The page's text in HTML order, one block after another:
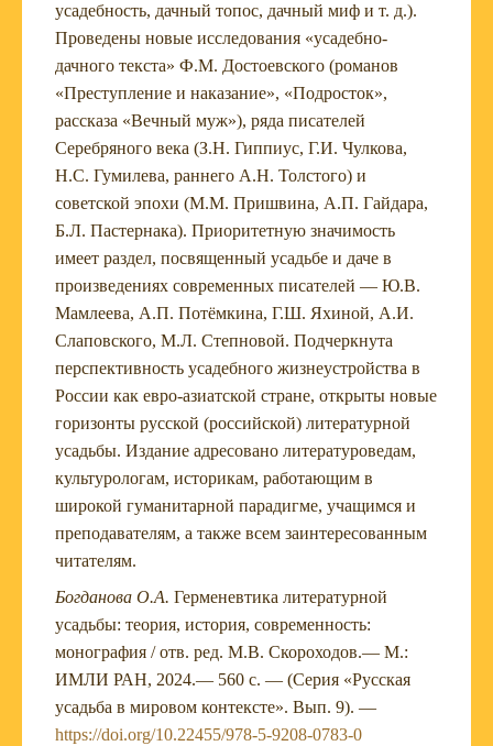
усадебность, дачный топос, дачный миф и т. д.).
Проведены новые исследования «усадебно-
дачного текста» Ф.М. Достоевского (романов
«Преступление и наказание», «Подросток»,
рассказа «Вечный муж»), ряда писателей
Серебряного века (З.Н. Гиппиус, Г.И. Чулкова,
Н.С. Гумилева, раннего А.Н. Толстого) и
советской эпохи (М.М. Пришвина, А.П. Гайдара,
Б.Л. Пастернака). Приоритетную значимость
имеет раздел, посвященный усадьбе и даче в
произведениях современных писателей — Ю.В.
Мамлеева, А.П. Потёмкина, Г.Ш. Яхиной, А.И.
Слаповского, М.Л. Степновой. Подчеркнута
перспективность усадебного жизнеустройства в
России как евро-азиатской стране, открыты новые
горизонты русской (российской) литературной
усадьбы. Издание адресовано литературоведам,
культурологам, историкам, работающим в
широкой гуманитарной парадигме, учащимся и
преподавателям, а также всем заинтересованным
читателям.
Богданова О.А. Герменевтика литературной
усадьбы: теория, история, современность:
монография / отв. ред. М.В. Скороходов.— М.:
ИМЛИ РАН, 2024.— 560 c. — (Серия «Русская
усадьба в мировом контексте». Вып. 9). —
https://doi.org/10.22455/978-5-9208-0783-0